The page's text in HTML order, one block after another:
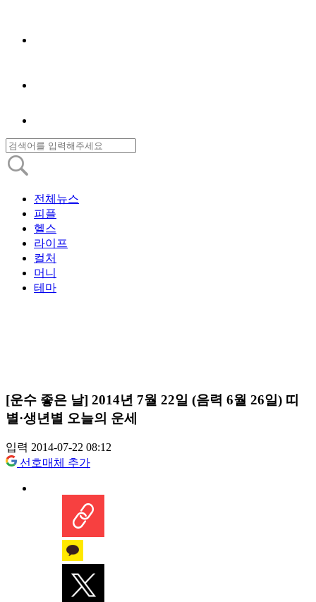
전체뉴스
피플
헬스
라이프
컬처
머니
테마
[운수 좋은 날] 2014년 7월 22일 (음력 6월 26일) 띠
별·생년별 오늘의 운세
입력 2014-07-22 08:12
선호매체 추가